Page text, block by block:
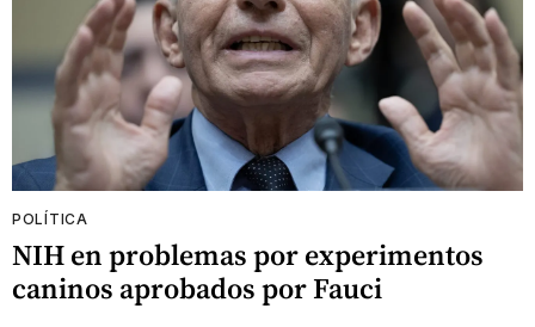
POLÍTICA
NIH en problemas por experimentos
caninos aprobados por Fauci